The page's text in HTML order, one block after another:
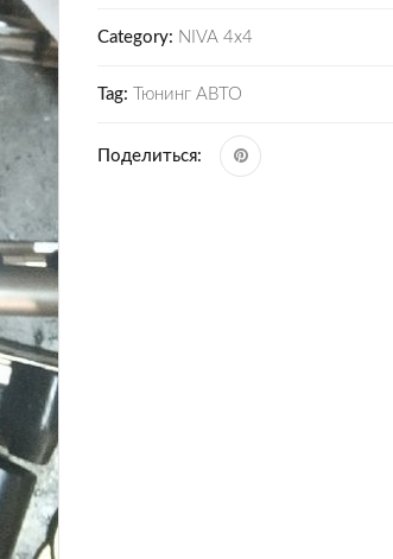
Category: NIVA 4x4
Tag: Тюнинг АВТО
Поделиться: